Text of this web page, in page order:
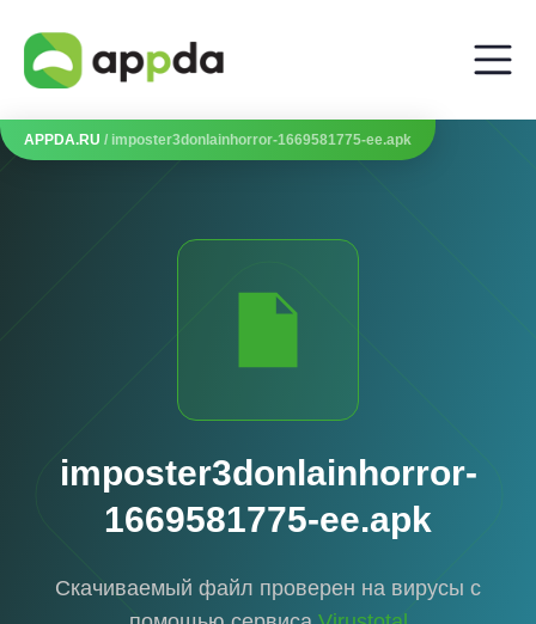
APPDA.RU / imposter3donlainhorror-1669581775-ee.apk
imposter3donlainhorror-
1669581775-ee.apk
Скачиваемый файл проверен на вирусы с